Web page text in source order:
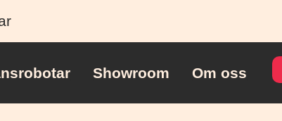
Showroom Om oss